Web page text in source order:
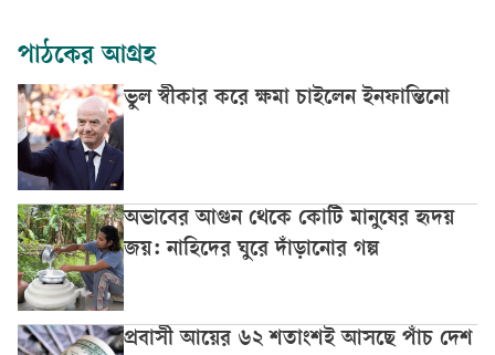
পাঠকের আগ্রহ
ভুল স্বীকার করে ক্ষমা চাইলেন ইনফান্তিনো
অভাবের আগুন থেকে কোটি মানুষের হৃদয়
জয়: নাহিদের ঘুরে দাঁড়ানোর গল্প
প্রবাসী আয়ের ৬২ শতাংশই আসছে পাঁচ দেশ